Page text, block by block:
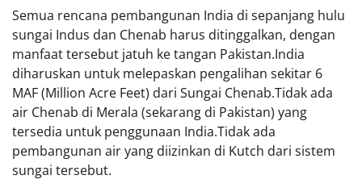
Semua rencana pembangunan India di sepanjang hulu
sungai Indus dan Chenab harus ditinggalkan, dengan
manfaat tersebut jatuh ke tangan Pakistan.India
diharuskan untuk melepaskan pengalihan sekitar 6
MAF (Million Acre Feet) dari Sungai Chenab.Tidak ada
air Chenab di Merala (sekarang di Pakistan) yang
tersedia untuk penggunaan India.Tidak ada
pembangunan air yang diizinkan di Kutch dari sistem
sungai tersebut.